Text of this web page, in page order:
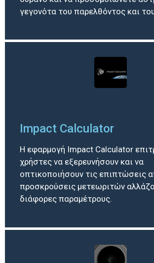
γεγονότα του παρελθόντος και
Impact Calculator
Η εφαρμογή Impact Calculator
χρήστες να εξερευνήσουν και να
οπτικοποιήσουν τις επιπτώσεις
προσκρούσεις μετεωριτών
διάφορες παραμέτρους.